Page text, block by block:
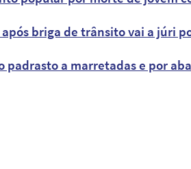
briga de trânsito vai a júri
a marretadas e por